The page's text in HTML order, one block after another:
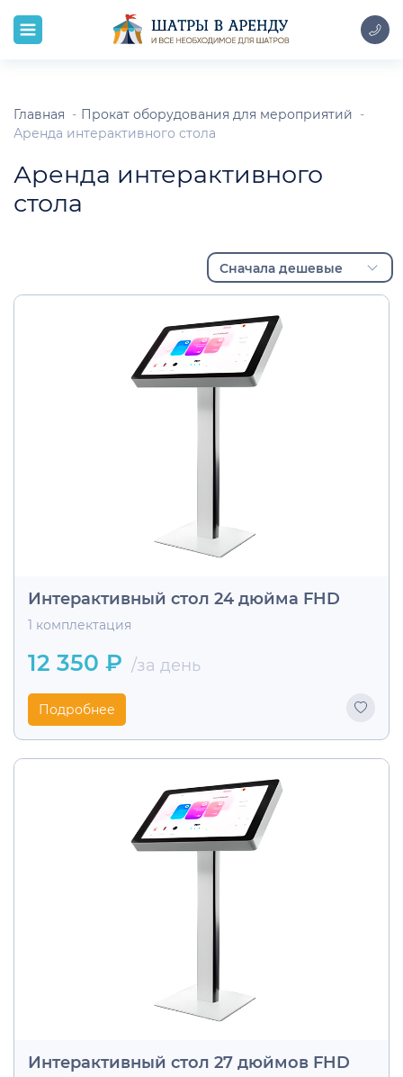
Главная
Прокат оборудования для мероприятий
Аренда интерактивного стола
Аренда интерактивного
стола
Сначала дешевые
Интерактивный стол 24 дюйма FHD
1 комплектация
12 350 ₽ /за день
Подробнее
Интерактивный стол 27 дюймов FHD